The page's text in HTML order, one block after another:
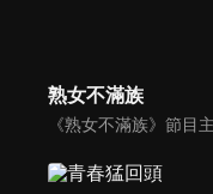
熟女不滿族